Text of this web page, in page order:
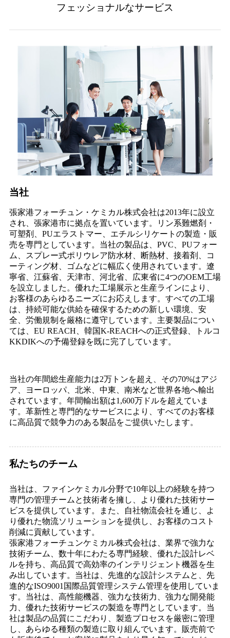
フェッショナルなサービス
当社
張家港フォーチュン・ケミカル株式会社は2013年に設立
され、張家港市に拠点を置いています。リン系難燃剤・
可塑剤、PUエラストマー、エチルシリケートの製造・販
売を専門としています。当社の製品は、PVC、PUフォー
ム、スプレー式ポリウレア防水材、断熱材、接着剤、コ
ーティング材、ゴムなどに幅広く使用されています。遼
寧省、江蘇省、天津市、河北省、広東省に4つのOEM工場
を設立しました。優れた工場展示と生産ラインにより、
お客様のあらゆるニーズにお応えします。すべての工場
は、持続可能な供給を確保するための新しい環境、安
全、労働規制を厳格に遵守しています。主要製品につい
ては、EU REACH、韓国K-REACHへの正式登録、トルコ
KKDIKへの予備登録を既に完了しています。
当社の年間総生産能力は2万トンを超え、その70%はアジ
ア、ヨーロッパ、北米、中東、南米など世界各地へ輸出
されています。年間輸出額は1,600万ドルを超えていま
す。革新性と専門的なサービスにより、すべてのお客様
に高品質で競争力のある製品をご提供いたします。
私たちのチーム
当社は、ファインケミカル分野で10年以上の経験を持つ
専門の管理チームと技術者を擁し、より優れた技術サー
ビスを提供しています。また、自社物流会社を通じ、よ
り優れた物流ソリューションを提供し、お客様のコスト
削減に貢献しています。
張家港フォーチュンケミカル株式会社は、業界で強力な
技術チーム、数十年にわたる専門経験、優れた設計レベ
ルを持ち、高品質で高効率のインテリジェント機器を生
み出しています。当社は、先進的な設計システムと、先
進的なISO9001国際品質管理システム管理を使用していま
す。当社は、高性能機器、強力な技術力、強力な開発能
力、優れた技術サービスの製造を専門としています。当
社は製品の品​​質にこだわり、製造プロセスを厳密に管理
し、あらゆる種類の製造に取り組んでいます。販売前で